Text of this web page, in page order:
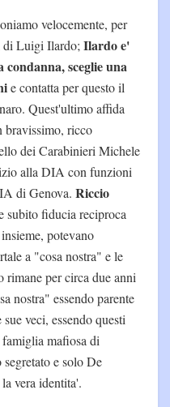
velocemente, per
di Luigi Ilardo;Ilardo e'
condanna, sceglie una
e contatta per questo il
Quest'ultimo affida
bravissimo, ricco
dei Carabinieri Michele
alla DIA con funzioni
di Genova. Riccio
subito fiducia reciproca
potevano
a "cosa nostra" e le
per circa due anni
nostra" essendo parente
veci, essendo questi
mafiosa di
e solo De
vera identita'.